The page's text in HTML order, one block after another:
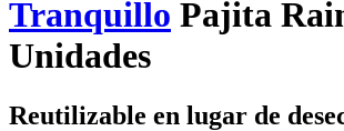
Tranquillo Pajita
Unidades
Reutilizable en lugar de